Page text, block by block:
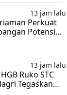
13 jam lalu
Perkuat
Potensi
13 jam lalu
Ruko STC
Tegaskan